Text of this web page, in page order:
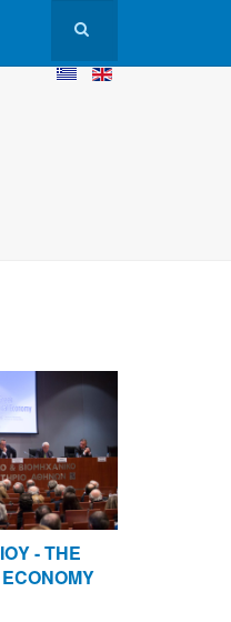
- ΤΗΕ